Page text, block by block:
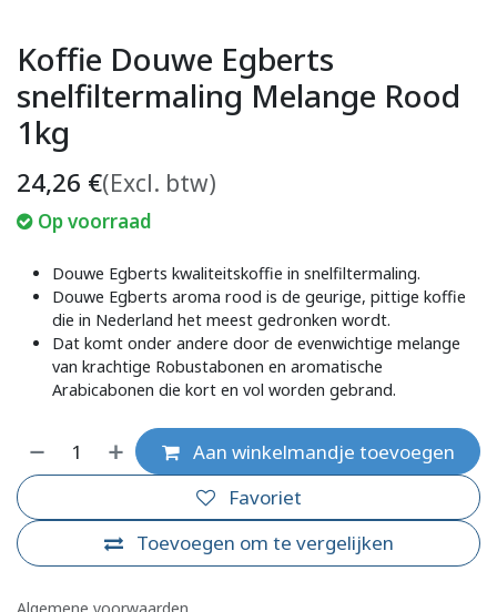
Koffie Douwe Egberts
snelfiltermaling Melange Rood
1kg
24,26 €(Excl. btw)
Op voorraad
Douwe Egberts kwaliteitskoffie in snelfiltermaling.
Douwe Egberts aroma rood is de geurige, pittige koffie
die in Nederland het meest gedronken wordt.
Dat komt onder andere door de evenwichtige melange
van krachtige Robustabonen en aromatische
Arabicabonen die kort en vol worden gebrand.
Aan winkelmandje toevoegen
Toevoegen om te vergelijken
Favoriet
Algemene voorwaarden